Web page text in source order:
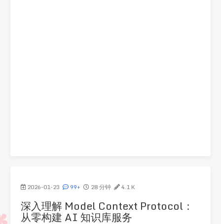
2026-01-23 99+ 28 分钟 4.1 K
深入理解 Model Context Protocol：
从零构建 AI 知识库服务